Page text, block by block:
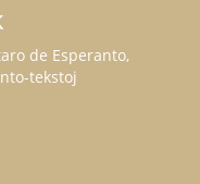
de Esperanto,
tekstoj